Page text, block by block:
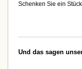
Schenken Sie ein
Und das sagen